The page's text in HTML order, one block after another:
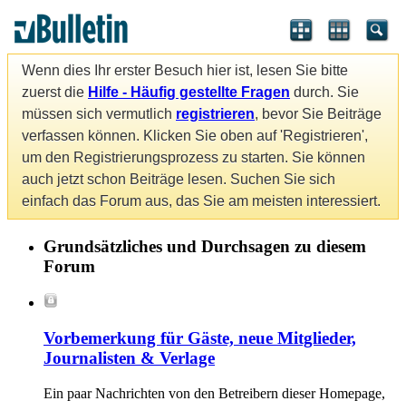
Wenn dies Ihr erster Besuch hier ist, lesen Sie bitte
zuerst die Hilfe - Häufig gestellte Fragen durch. Sie
müssen sich vermutlich registrieren, bevor Sie Beiträge
verfassen können. Klicken Sie oben auf 'Registrieren',
um den Registrierungsprozess zu starten. Sie können
auch jetzt schon Beiträge lesen. Suchen Sie sich
einfach das Forum aus, das Sie am meisten interessiert.
Grundsätzliches und Durchsagen zu diesem
Forum
Vorbemerkung für Gäste, neue Mitglieder,
Journalisten & Verlage
Ein paar Nachrichten von den Betreibern dieser Homepage,